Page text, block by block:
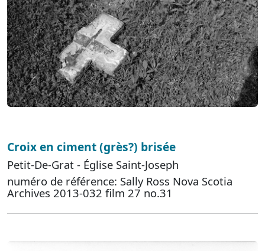
Croix en ciment (grès?) brisée
Petit-De-Grat - Église Saint-Joseph
numéro de référence: Sally Ross Nova Scotia
Archives 2013-032 film 27 no.31